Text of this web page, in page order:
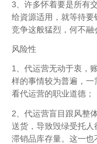
3、许多怀着要是所有
给資源适用，就等待
竞争这般猛烈，何不融
风险性
1、代运营无动于衷，
样的事情较为普遍，
看代运营的职业道德；
2、代运营盲目跟风整
送货，导致毁绿受托
滞销品库存量。这一